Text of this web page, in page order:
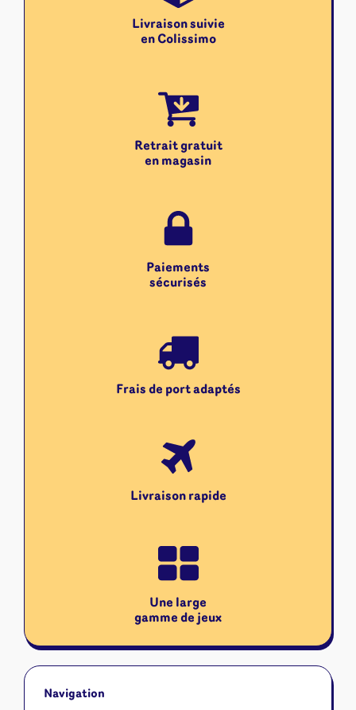
Livraison suivie
en Colissimo
Retrait gratuit
en magasin
Paiements
sécurisés
Frais de port adaptés
Livraison rapide
Une large
gamme de jeux
Navigation